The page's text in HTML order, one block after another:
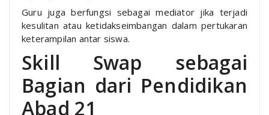
Guru juga berfungsi sebagai mediator jika terjadi
kesulitan atau ketidakseimbangan dalam pertukaran
keterampilan antar siswa.
Skill Swap sebagai
Bagian dari Pendidikan
Abad 21